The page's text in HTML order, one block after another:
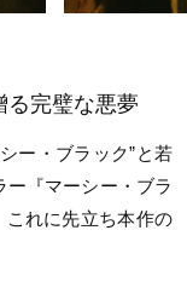
る完璧な悪夢
ー・ブラック”と若
『マーシー・ブラ
これに先立ち本作の